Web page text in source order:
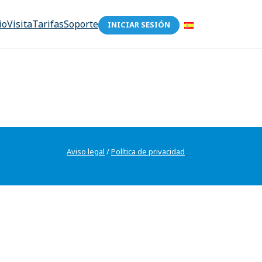
VisitaTarifasSoporte INICIAR SESIÓN
Aviso legal /Política de privacidad